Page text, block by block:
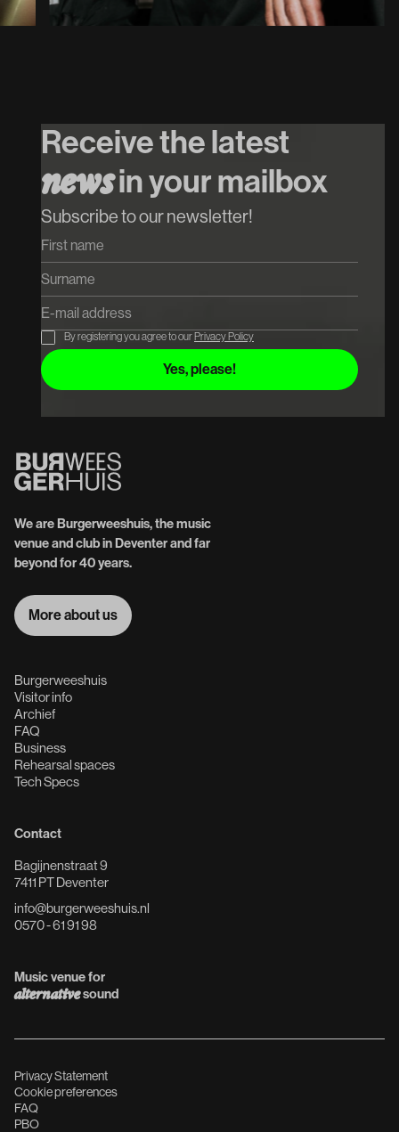
Koop tickets
Koop tickets
Receive the latest
newsin your mailbox
Subscribe to our newsletter!
By registering you agree to our Privacy Policy
We are Burgerweeshuis, the music
venue and club in Deventer and far
beyond for 40 years.
More about us
Burgerweeshuis
Visitor info
Archief
FAQ
Business
Rehearsal spaces
Tech Specs
Contact
Bagijnenstraat 9
7411 PT Deventer
info@burgerweeshuis.nl
0570 - 61 91 98
Music venue for
alternativesound
Privacy Statement
Cookie preferences
FAQ
PBO